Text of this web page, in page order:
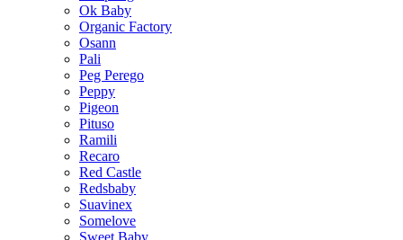
Ok Baby
Organic Factory
Osann
Pali
Peg Perego
Peppy
Pigeon
Pituso
Ramili
Recaro
Red Castle
Redsbaby
Suavinex
Somelove